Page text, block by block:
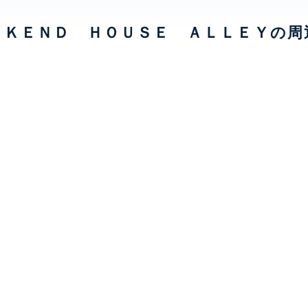
ＫＥＮＤ ＨＯＵＳＥ ＡＬＬＥＹの周